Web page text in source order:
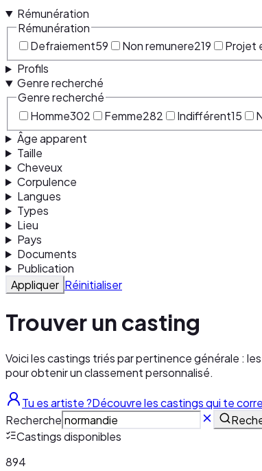
Rémunération
Rémunération
Defraiement59 Non remunere219 Projet
Profils
Genre recherché
Genre recherché
Homme302 Femme282 Indifférent15
Âge apparent
Taille
Cheveux
Corpulence
Langues
Types
Lieu
Pays
Documents
Publication
Appliquer Réinitialiser
Trouver un casting
Voici les castings triés par pertinence générale :
pour obtenir un classement personnalisé.
Tu es artiste ?Découvre les castings qui te
Recherche
Castings disponibles
894